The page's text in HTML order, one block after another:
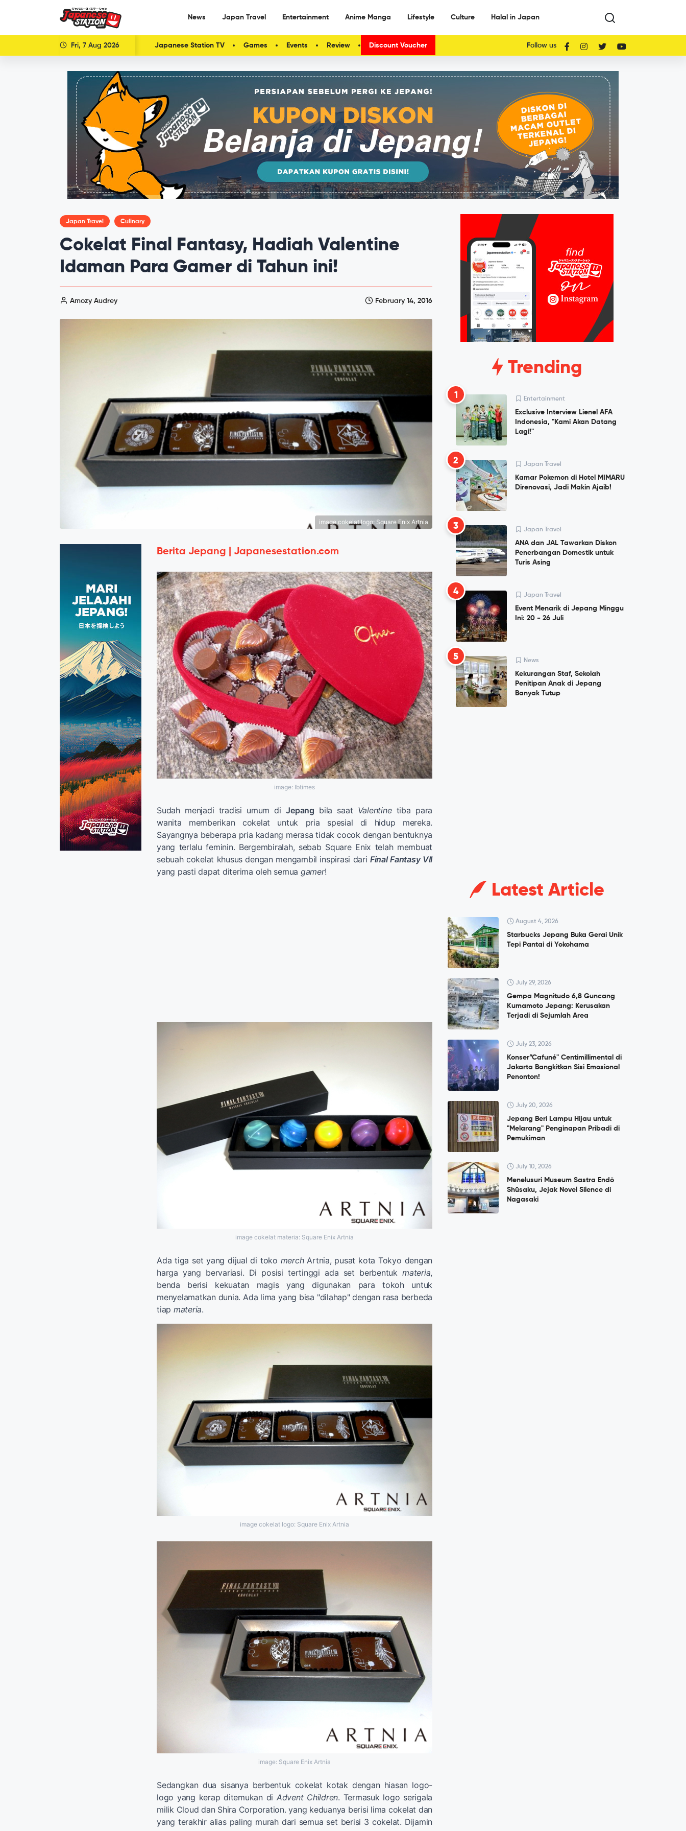
News Japan Travel Entertainment Anime Manga Lifestyle Culture Halal in Japan
Fri, 7 Aug 2026 Japanese Station TV Games Events Review Discount Voucher Follow us
Japan Travel Culinary
Cokelat Final Fantasy, Hadiah Valentine
Idaman Para Gamer di Tahun ini!
Amozy Audrey February 14, 2016
image cokelat logo: Square Enix Artnia
Berita Jepang | Japanesestation.com
image: Ibtimes
Sudah menjadi tradisi umum diJepang bila saat Valentinetiba para
wanita memberikan cokelat untuk pria spesial di hidup mereka.
Sayangnya beberapa pria kadang merasa tidak cocok dengan bentuknya
yang terlalu feminin. Bergembiralah, sebab Square Enix telah membuat
sebuah cokelat khusus dengan mengambil inspirasi dari Final Fantasy VII
yang pasti dapat diterima oleh semua gamer!
image cokelat materia: Square Enix Artnia
Ada tiga set yang dijual di toko merch Artnia, pusat kota Tokyo dengan
harga yang bervariasi. Di posisi tertinggi ada set berbentuk materia,
benda berisi kekuatan magis yang digunakan para tokoh untuk
menyelamatkan dunia. Ada lima yang bisa "dilahap" dengan rasa berbeda
tiap materia.
image cokelat logo: Square Enix Artnia
image: Square Enix Artnia
Sedangkan dua sisanya berbentuk cokelat kotak dengan hiasan logo-
logo yang kerap ditemukan di Advent Children. Termasuk logo serigala
milik Cloud dan Shira Corporation. yang keduanya berisi lima cokelat dan
yang terakhir alias paling murah dari semua set berisi 3 cokelat. Dijamin
Trending
1 Entertainment
Exclusive Interview Lienel AFA
Indonesia, "Kami Akan Datang
Lagi!"
2 Japan Travel
Kamar Pokemon di Hotel MIMARU
Direnovasi, Jadi Makin Ajaib!
3 Japan Travel
ANA dan JAL Tawarkan Diskon
Penerbangan Domestik untuk
Turis Asing
4 Japan Travel
Event Menarik di Jepang Minggu
Ini: 20 - 26 Juli
5 News
Kekurangan Staf, Sekolah
Penitipan Anak di Jepang
Banyak Tutup
Latest Article
August 4, 2026
Starbucks Jepang Buka Gerai Unik
Tepi Pantai di Yokohama
July 29, 2026
Gempa Magnitudo 6,8 Guncang
Kumamoto Jepang: Kerusakan
Terjadi di Sejumlah Area
July 23, 2026
Konser”Cafuné" Centimillimental di
Jakarta Bangkitkan Sisi Emosional
Penonton!
July 20, 2026
Jepang Beri Lampu Hijau untuk
"Melarang" Penginapan Pribadi di
Pemukiman
July 10, 2026
Menelusuri Museum Sastra Endō
Shūsaku, Jejak Novel Silence di
Nagasaki